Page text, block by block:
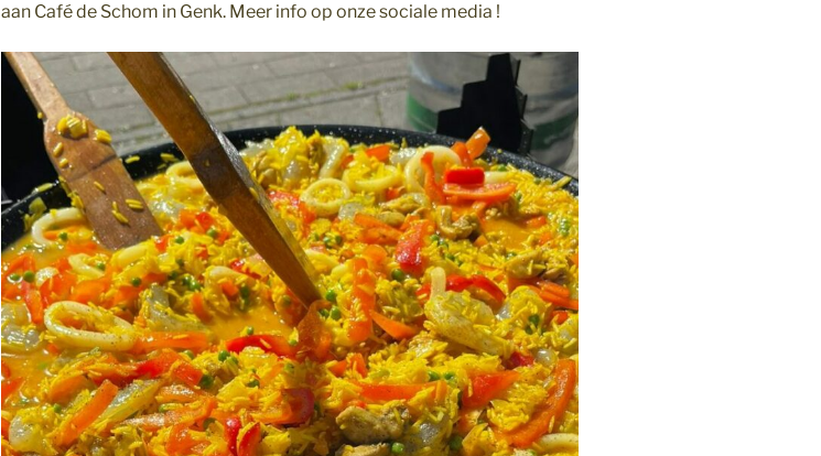
aan Café de Schom in Genk. Meer info op onze sociale media !